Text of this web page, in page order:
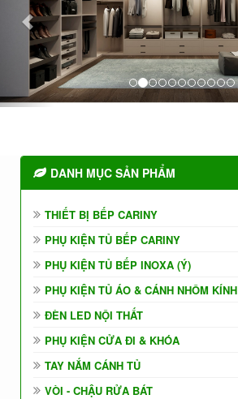
DANH MỤC SẢN PHẨM
THIẾT BỊ BẾP CARINY
PHỤ KIỆN TỦ BẾP CARINY
PHỤ KIỆN TỦ BẾP INOXA (Ý)
PHỤ KIỆN TỦ ÁO & CÁNH NHÔM KÍNH
ĐÈN LED NỘI THẤT
PHỤ KIỆN CỬA ĐI & KHÓA
TAY NẮM CÁNH TỦ
VÒI - CHẬU RỬA BÁT